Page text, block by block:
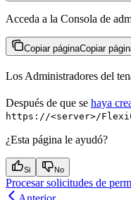
Acceda a la Consola de
Copiar páginaCopiar
Los Administradores del
Después de que se haya
https://<server>/
¿Esta página le ayudó?
Si No
Procesar solicitudes de